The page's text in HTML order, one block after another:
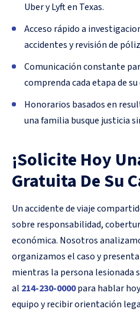
Uber y Lyft en Texas.
Acceso rápido a
accidentes y revisión de
Comunicación constante
comprenda cada etapa de su
Honorarios basados en
una familia busque justicia
¡Solicite Hoy
Gratuita De Su
Un accidente de viaje
sobre responsabilidad,
económica. Nosotros
organizamos el caso y
mientras la persona lesionada
al 214-230-0000para hablar
equipo y recibir orientación